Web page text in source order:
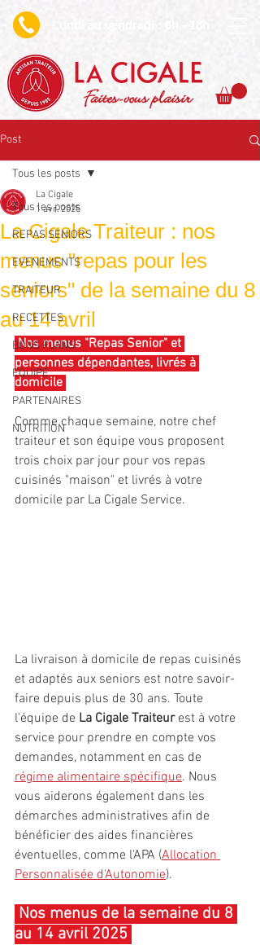
Faites-vous plaisir
Post
Tous les posts
REPAS SENIORS
EVENEMENTS
TRAITEUR
RECETTES
BONS PLANS
EQUIPE
PARTENAIRES
NUTRITION
Tous les posts
La Cigale Traiteur : nos
menus "repas pour les
seniors" de la semaine du 8
au 14 avril
La Cigale
1 avr. 2025
Nos menus "Repas Senior" et
personnes dépendantes, livrés à
domicile
Comme chaque semaine, notre chef
traiteur et son équipe vous proposent
trois choix par jour pour vos repas
cuisinés "maison" et livrés à votre
domicile par La Cigale Service.
La livraison à domicile de repas cuisinés
et adaptés aux seniors est notre savoir-
faire depuis plus de 30 ans. Toute
l'équipe de La Cigale Traiteur est à votre
service pour prendre en compte vos
demandes, notamment en cas de
régime alimentaire spécifique. Nous
vous aiderons également dans les
démarches administratives afin de
bénéficier des aides financières
éventuelles, comme l'APA (Allocation
Personnalisée d'Autonomie).
au 14 avril 2025